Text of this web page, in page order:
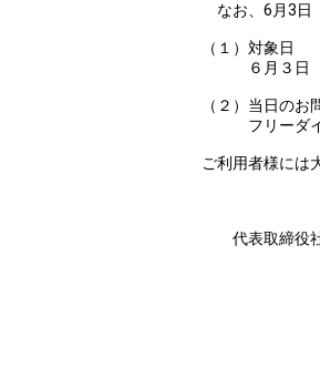
なお、6月3日
（１）対象日
６月３日（
（２）当日のお
フリーダイヤ
ご利用者様には
株式
代表取締役